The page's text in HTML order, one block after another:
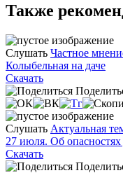
Также
Слушать Частное
Колыбельная на даче
Скачать
Слушать Актуальная
27 июля. Об опасностях
Скачать